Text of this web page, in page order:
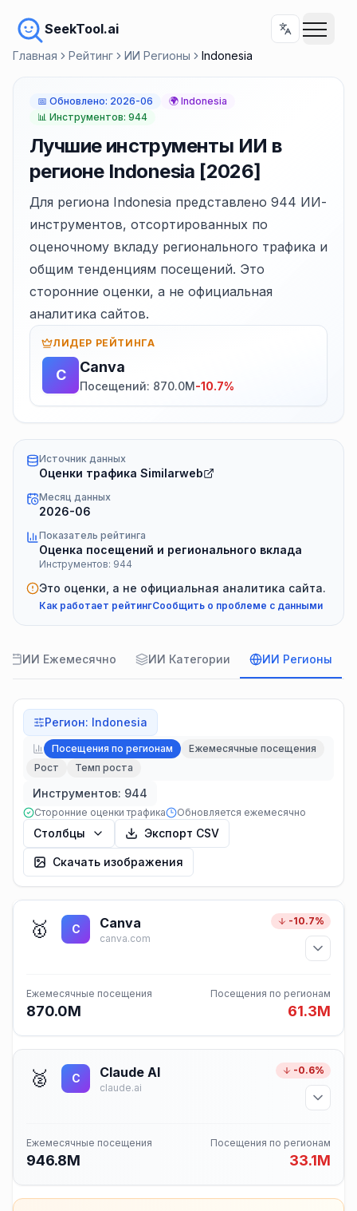
SeekTool.ai
Главная Рейтинг ИИ Регионы Indonesia
📅 Обновлено: 2026-06 🌍 Indonesia
📊 Инструментов: 944
Лучшие инструменты ИИ в
регионе Indonesia [2026]
Для региона Indonesia представлено 944 ИИ-
инструментов, отсортированных по
оценочному вкладу регионального трафика и
общим тенденциям посещений. Это
сторонние оценки, а не официальная
аналитика сайтов.
ЛИДЕР РЕЙТИНГА
C Canva
Посещений: 870.0M-10.7%
Источник данных
Оценки трафика Similarweb
Месяц данных
2026-06
Показатель рейтинга
Оценка посещений и регионального вклада
Инструментов: 944
Это оценки, а не официальная аналитика сайта.
Как работает рейтингСообщить о проблеме с данными
ИИ Ежемесячно ИИ Категории ИИ Регионы
Регион: Indonesia
Посещения по регионам
Ежемесячные посещения
Рост
Темп роста
Инструментов: 944
Сторонние оценки трафика Обновляется ежемесячно
Столбцы Экспорт CSV
Скачать изображения
🥇 C Canva
canva.com
-10.7%
Ежемесячные посещения
870.0M
Посещения по регионам
61.3M
🥈 C Claude AI
claude.ai
-0.6%
Ежемесячные посещения
946.8M
Посещения по регионам
33.1M